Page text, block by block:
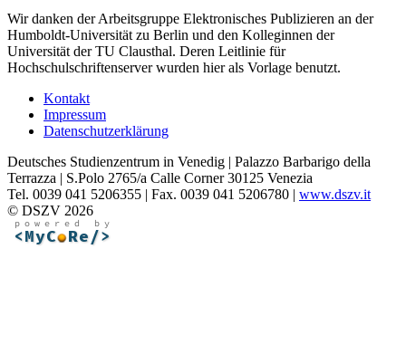
Wir danken der Arbeitsgruppe Elektronisches Publizieren an der
Humboldt-Universität zu Berlin und den Kolleginnen der
Universität der TU Clausthal. Deren Leitlinie für
Hochschulschriftenserver wurden hier als Vorlage benutzt.
Kontakt
Impressum
Datenschutzerklärung
Deutsches Studienzentrum in Venedig | Palazzo Barbarigo della
Terrazza | S.Polo 2765/a Calle Corner 30125 Venezia
Tel. 0039 041 5206355 | Fax. 0039 041 5206780 | www.dszv.it
© DSZV 2026